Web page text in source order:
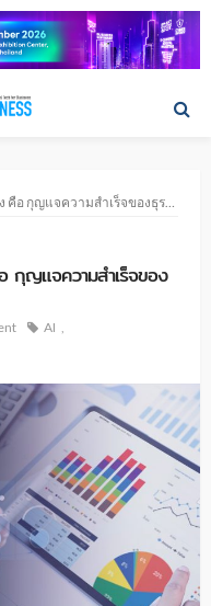
อ กุญแจความสำเร็จของธุรกิจ
กุญแจความสำเร็จของ
AI